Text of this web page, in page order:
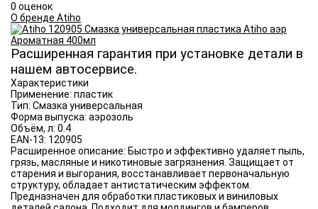
0 оценок
О бренде Atiho
Расширенная гарантия при установке детали в
нашем автосервисе.
Характеристики
Применение: пластик
Тип: Смазка универсальная
Форма выпуска: аэрозоль
Объём, л: 0.4
EAN-13: 120905
Расширенное описание: Быстро и эффективно удаляет пыль,
грязь, масляные и никотиновые загрязнения. Защищает от
старения и выгорания, восстанавливает первоначальную
структуру, обладает антистатическим эффектом.
Предназначен для обработки пластиковых и виниловых